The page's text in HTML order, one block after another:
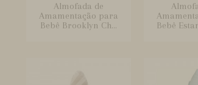
Almofada de
Amamentação para
Bebê Brooklyn Ch...
Bebê